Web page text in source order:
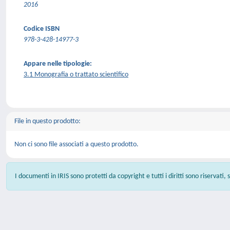
2016
Codice ISBN
978-3-428-14977-3
Appare nelle tipologie:
3.1 Monografia o trattato scientifico
File in questo prodotto:
Non ci sono file associati a questo prodotto.
I documenti in IRIS sono protetti da copyright e tutti i diritti sono riservati,